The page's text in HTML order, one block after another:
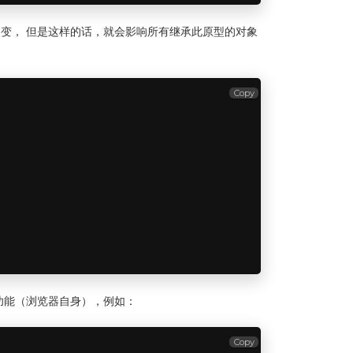
但是这样的话，就会影响所有继承此原型的对象
Copy
（浏览器自身），例如：
Copy